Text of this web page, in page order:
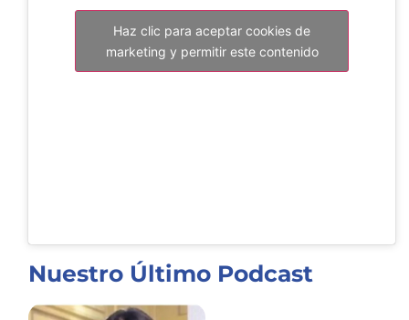
Haz clic para aceptar cookies de
marketing y permitir este contenido
Nuestro Último Podcast